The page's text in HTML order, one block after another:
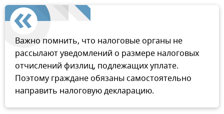
Важно помнить, что налоговые органы не
рассылают уведомлений о размере налоговых
отчислений физлиц, подлежащих уплате.
Поэтому граждане обязаны самостоятельно
направить налоговую декларацию.